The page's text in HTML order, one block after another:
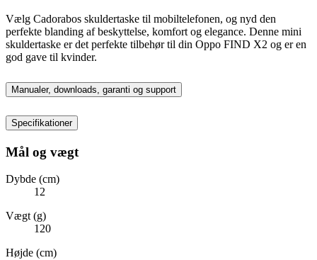
Vælg Cadorabos skuldertaske til mobiltelefonen, og nyd den
perfekte blanding af beskyttelse, komfort og elegance. Denne mini
skuldertaske er det perfekte tilbehør til din Oppo FIND X2 og er en
god gave til kvinder.
Manualer, downloads, garanti og support
Specifikationer
Mål og vægt
Dybde (cm)
12
Vægt (g)
120
Højde (cm)